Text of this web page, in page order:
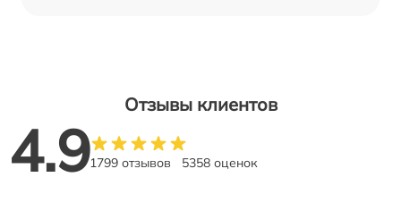
Отзывы клиентов
4.91799 отзывов 5358 оценок